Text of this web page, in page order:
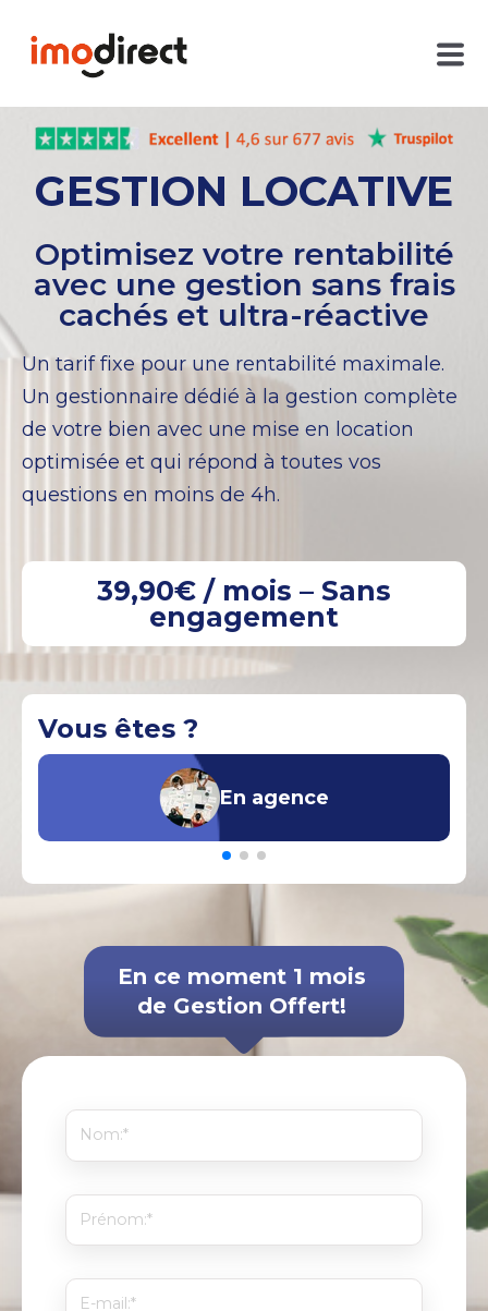
GESTION LOCATIVE
Optimisez votre rentabilité
avec une gestion sans frais
cachés et ultra-réactive
Un tarif fixe pour une rentabilité maximale.
Un gestionnaire dédié à la gestion complète
de votre bien avec une mise en location
optimisée et qui répond à toutes vos
questions en moins de 4h.
39,90€ / mois – Sans
engagement
Vous êtes ?
En agence
En ce moment 1 mois
de Gestion Offert!